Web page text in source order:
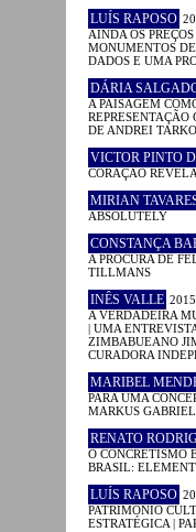
LUÍS RAPOSO
AINDA OS
MONUMENTOS
DADOS E UMA
DÁRIA
A PAISAGEM
DE ANDREI
VICTOR PINTO
CORAÇÃO
MIRIAN
ABSOLUTELY
CONSTANÇA
A PROCURA DE
TILLMANS
INÊS VALLE
A VERDADEIRA
| UMA
ZIMBABUEANO
CURADORA
MARIBEL
PARA UMA
MARKUS GABRIEL
RENATO
O CONCRETISMO
BRASIL:
LUÍS RAPOSO
PATRIMÓNIO
ESTRATÉGICA |